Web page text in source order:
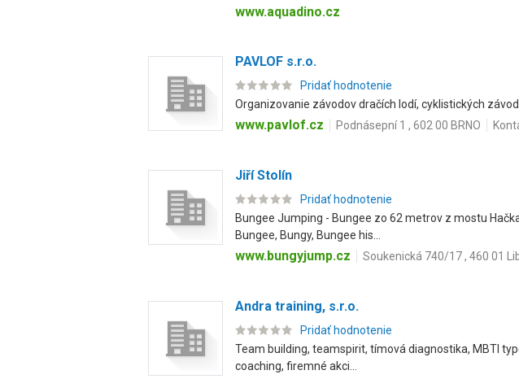
www.aquadino.cz
PAVLOF s.r.o.
Pridať hodnotenie
Organizovanie závodov dračích lodí, cyklistických
www.pavlof.cz Podnásepní 1 , 602 00 BRNO
Jiří Stolín
Pridať hodnotenie
Bungee Jumping - Bungee zo 62 metrov z mostu
Bungee, Bungy, Bungee his...
www.bungyjump.cz Soukenická 740/17 , 460 01
Andra training, s.r.o.
Pridať hodnotenie
Team building, teamspirit, tímová diagnostika, MBTI
coaching, firemné akci...